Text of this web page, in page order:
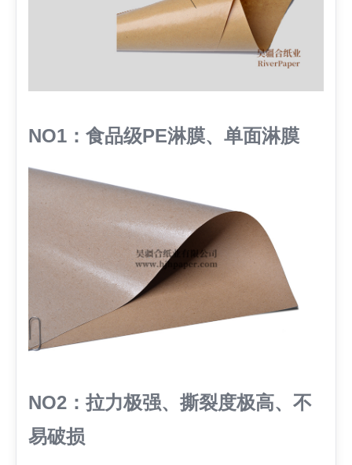
NO1：食品级PE淋膜、单面淋膜
NO2：拉力极强、撕裂度极高、不
易破损